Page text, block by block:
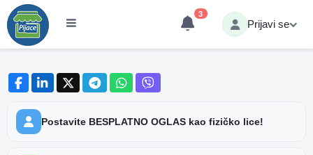
3
Prijavi se
Postavite BESPLATNO OGLAS kao fizičko lice!